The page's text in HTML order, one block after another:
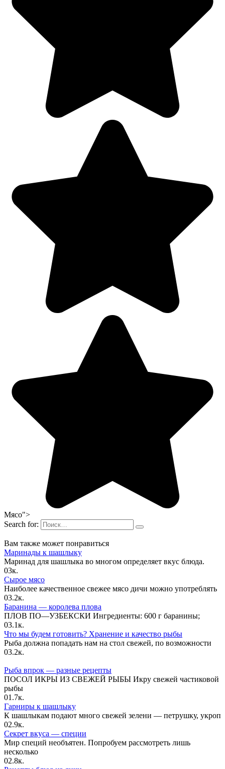
Мясо">
Search for:
Вам также может понравиться
Маринады к шашлыку
Маринад для шашлыка во многом определяет вкус блюда.
03к.
Сырое мясо
Наиболее качественное свежее мясо дичи можно употреблять
03.2к.
Баранина — королева плова
ПЛОВ ПО—УЗБЕКСКИ Ингредиенты: 600 г баранины;
03.1к.
Что мы будем готовить? Хранение и качество рыбы
Рыба должна попадать нам на стол свежей, по возможности
03.2к.
Рыба впрок — разные рецепты
ПОСОЛ ИКРЫ ИЗ СВЕЖЕЙ РЫБЫ Икру свежей частиковой
рыбы
01.7к.
Гарниры к шашлыку
К шашлыкам подают много свежей зелени — петрушку, укроп
02.9к.
Секрет вкуса — специи
Мир специй необъятен. Попробуем рассмотреть лишь
несколько
02.8к.